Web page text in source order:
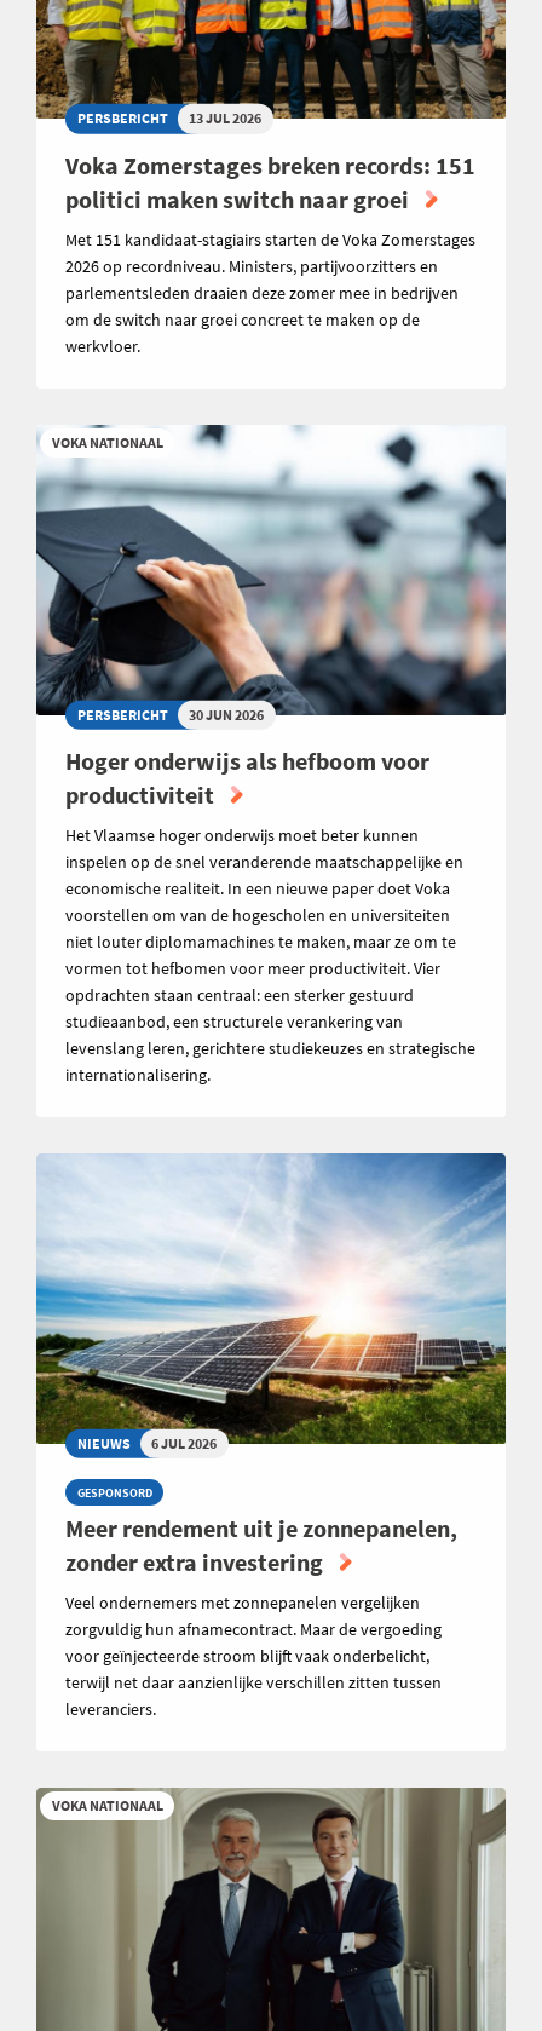
PERSBERICHT 13 JUL 2026
Voka Zomerstages breken records: 151
politici maken switch naar groei
Met 151 kandidaat-stagiairs starten de Voka Zomerstages
2026 op recordniveau. Ministers, partijvoorzitters en
parlementsleden draaien deze zomer mee in bedrijven
om de switch naar groei concreet te maken op de
werkvloer.
VOKA NATIONAAL
PERSBERICHT 30 JUN 2026
Hoger onderwijs als hefboom voor
productiviteit
Het Vlaamse hoger onderwijs moet beter kunnen
inspelen op de snel veranderende maatschappelijke en
economische realiteit. In een nieuwe paper doet Voka
voorstellen om van de hogescholen en universiteiten
niet louter diplomamachines te maken, maar ze om te
vormen tot hefbomen voor meer productiviteit. Vier
opdrachten staan centraal: een sterker gestuurd
studieaanbod, een structurele verankering van
levenslang leren, gerichtere studiekeuzes en strategische
internationalisering.
NIEUWS 6 JUL 2026
GESPONSORD
Meer rendement uit je zonnepanelen,
zonder extra investering
Veel ondernemers met zonnepanelen vergelijken
zorgvuldig hun afnamecontract. Maar de vergoeding
voor geïnjecteerde stroom blijft vaak onderbelicht,
terwijl net daar aanzienlijke verschillen zitten tussen
leveranciers.
VOKA NATIONAAL